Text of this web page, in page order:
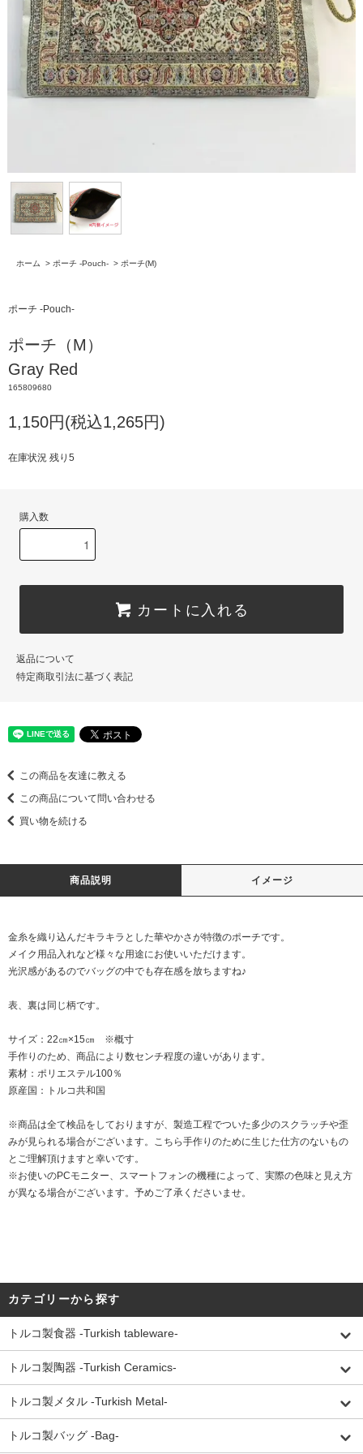
ホーム > ポーチ -Pouch- > ポーチ(M)
ポーチ -Pouch-
ポーチ（M）
Gray Red
165809680
1,150円(税込1,265円)
在庫状況 残り5
購入数
カートに入れる
返品について
特定商取引法に基づく表記
この商品を友達に教える
この商品について問い合わせる
買い物を続ける
商品説明 イメージ
金糸を織り込んだキラキラとした華やかさが特徴のポーチです。
メイク用品入れなど様々な用途にお使いいただけます。
光沢感があるのでバッグの中でも存在感を放ちますね♪
表、裏は同じ柄です。
サイズ：22㎝×15㎝ ※概寸
手作りのため、商品により数センチ程度の違いがあります。
素材：ポリエステル100％
原産国：トルコ共和国
※商品は全て検品をしておりますが、製造工程でついた多少のスクラッチや歪
みが見られる場合がございます。こちら手作りのために生じた仕方のないもの
とご理解頂けますと幸いです。
※お使いのPCモニター、スマートフォンの機種によって、実際の色味と見え方
が異なる場合がございます。予めご了承くださいませ。
カテゴリーから探す
トルコ製食器 -Turkish tableware-
トルコ製陶器 -Turkish Ceramics-
トルコ製メタル -Turkish Metal-
トルコ製バッグ -Bag-